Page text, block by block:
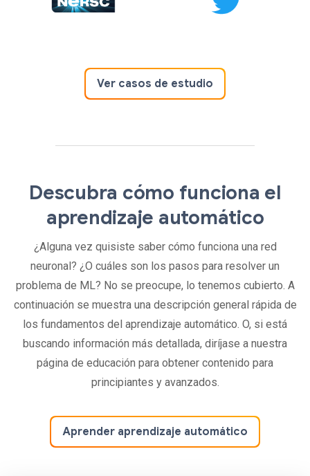
Ver casos de estudio
Descubra cómo funciona el
aprendizaje automático
¿Alguna vez quisiste saber cómo funciona una red
neuronal? ¿O cuáles son los pasos para resolver un
problema de ML? No se preocupe, lo tenemos cubierto. A
continuación se muestra una descripción general rápida de
los fundamentos del aprendizaje automático. O, si está
buscando información más detallada, diríjase a nuestra
página de educación para obtener contenido para
principiantes y avanzados.
Aprender aprendizaje automático